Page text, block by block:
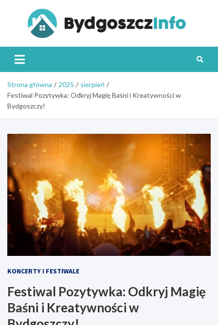
Strona główna 2025
sierpień
Festiwal Pozytywka: Odkryj Magię Baśni i Kreatywności w
Bydgoszczy!
KONCERTY I FESTIWALE
Festiwal Pozytywka: Odkryj Magię
Baśni i Kreatywności w